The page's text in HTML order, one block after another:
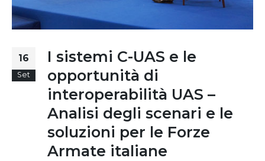
16
Set
I sistemi C-UAS e le
opportunità di
interoperabilità UAS –
Analisi degli scenari e le
soluzioni per le Forze
Armate italiane